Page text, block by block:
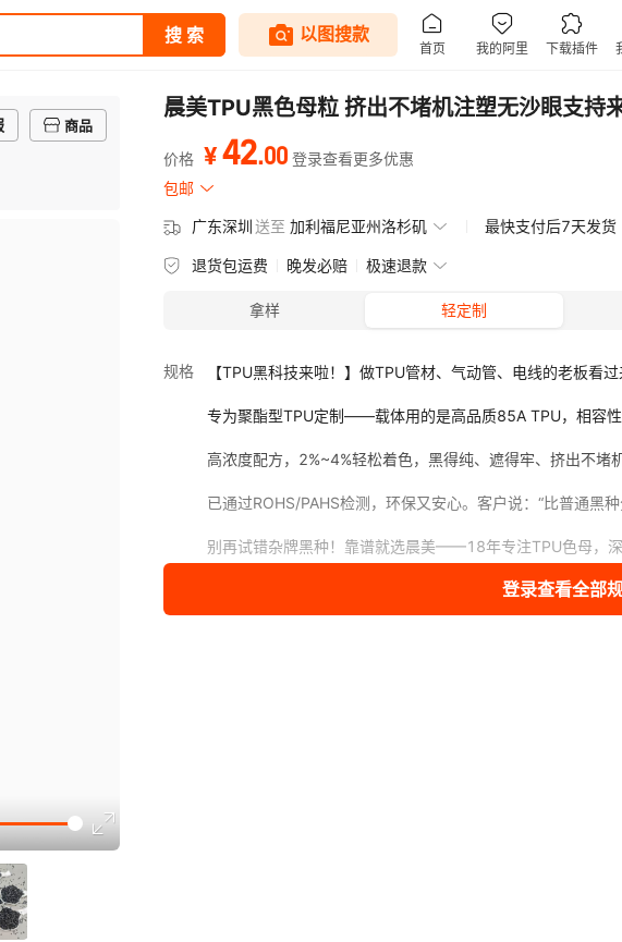
商品
晨美TPU黑色母粒 挤出不堵机注塑无沙眼支持
价格 ¥42.00 登录查看更多优惠
包邮
广东深圳送至 加利福尼亚州洛杉矶 最快支付后7天发货
退货包运费 晚发必赔 极速退款
拿样 轻定制
规格 【TPU黑科技来啦！】做TPU管材、气动管、电线的老板看
专为聚酯型TPU定制——载体用的是高品质85A TPU，相容性
高浓度配方，2%~4%轻松着色，黑得纯、遮得牢、挤出不堵
已通过ROHS/PAHS检测，环保又安心。客户说：“比普通黑
别再试错杂牌黑种！靠谱就选晨美——18年专注TPU色母，深
限时支持来样调色+免费打样！点击咨询/立即下单，抢4月专
登录查看全部